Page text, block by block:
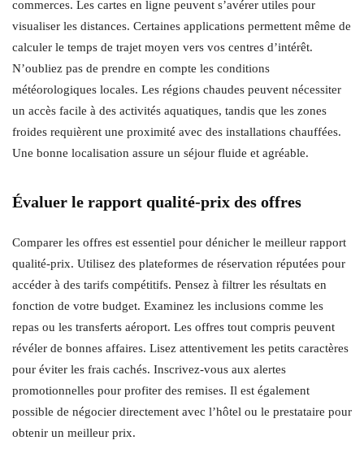
commerces. Les cartes en ligne peuvent s’avérer utiles pour
visualiser les distances. Certaines applications permettent même de
calculer le temps de trajet moyen vers vos centres d’intérêt.
N’oubliez pas de prendre en compte les conditions
météorologiques locales. Les régions chaudes peuvent nécessiter
un accès facile à des activités aquatiques, tandis que les zones
froides requièrent une proximité avec des installations chauffées.
Une bonne localisation assure un séjour fluide et agréable.
Évaluer le rapport qualité-prix des offres
Comparer les offres est essentiel pour dénicher le meilleur rapport
qualité-prix. Utilisez des plateformes de réservation réputées pour
accéder à des tarifs compétitifs. Pensez à filtrer les résultats en
fonction de votre budget. Examinez les inclusions comme les
repas ou les transferts aéroport. Les offres tout compris peuvent
révéler de bonnes affaires. Lisez attentivement les petits caractères
pour éviter les frais cachés. Inscrivez-vous aux alertes
promotionnelles pour profiter des remises. Il est également
possible de négocier directement avec l’hôtel ou le prestataire pour
obtenir un meilleur prix.